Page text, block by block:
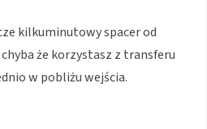
kilkuminutowy spacer od
że korzystasz z transferu
w pobliżu wejścia.